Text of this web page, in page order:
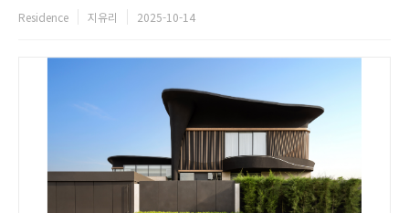
해 세 개의 유닛을 완벽하게 결합하여 넓은 리빙 공간과 고요한 개인 공간 사
Residence 지유리 2025-10-14